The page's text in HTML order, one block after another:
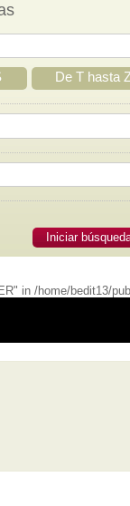
De T hasta
Iniciar
in /home/bedit13/